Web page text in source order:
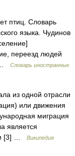
птиц. Словарь
языка. Чудинов
переезд людей
…
Словарь иностранных
из одной отрасли
или движения
миграция
является
[3] …
Википедия